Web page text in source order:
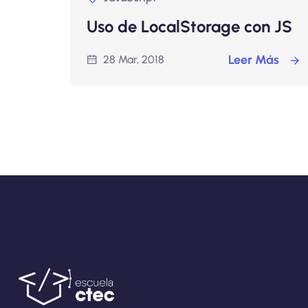
Uso de LocalStorage con JS
28 Mar, 2018 Leer Más